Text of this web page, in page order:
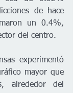
de hace
un 0.4%,
del centro.
experimentó
mayor que
alrededor del